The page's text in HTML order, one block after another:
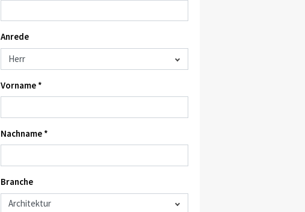
Anrede
Vorname *
Nachname *
Branche